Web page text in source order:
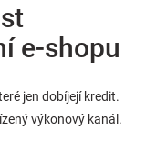
e-shopu
jen dobíjejí kredit.
výkonový kanál.